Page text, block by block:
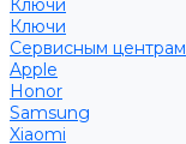
Ключи
Ключи
Сервисным центрам
Apple
Honor
Samsung
Xiaomi